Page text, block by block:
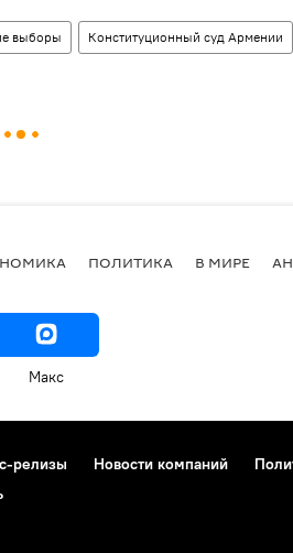
выборы Конституционный суд Армении
ПОЛИТИКА В МИРЕ
Макс
релизы Новости компаний